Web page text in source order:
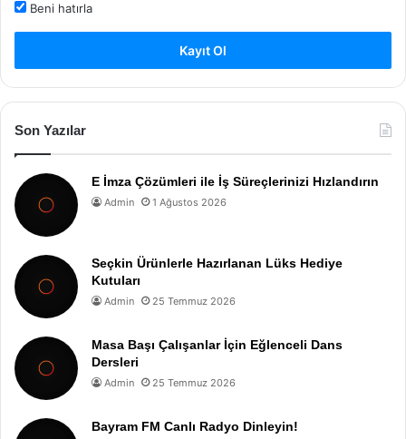
Beni hatırla
Kayıt Ol
Son Yazılar
E İmza Çözümleri ile İş Süreçlerinizi Hızlandırın
Admin 1 Ağustos 2026
Seçkin Ürünlerle Hazırlanan Lüks Hediye
Kutuları
Admin 25 Temmuz 2026
Masa Başı Çalışanlar İçin Eğlenceli Dans
Dersleri
Admin 25 Temmuz 2026
Bayram FM Canlı Radyo Dinleyin!